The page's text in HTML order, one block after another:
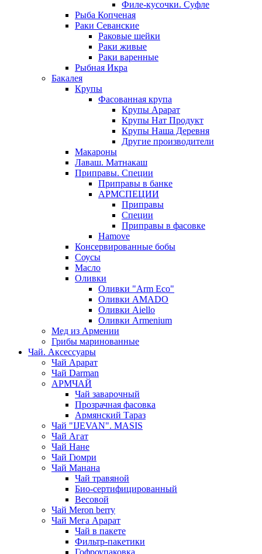
Филе-кусочки. Суфле
Рыба Копченая
Раки Севанские
Раковые шейки
Раки живые
Раки варенные
Рыбная Икра
Бакалея
Крупы
Фасованная крупа
Крупы Арарат
Крупы Нат Продукт
Крупы Наша Деревня
Другие производители
Макароны
Лаваш. Матнакаш
Приправы. Специи
Приправы в банке
АРМСПЕЦИИ
Приправы
Специи
Приправы в фасовке
Hamove
Консервированные бобы
Соусы
Масло
Оливки
Оливки "Arm Eco"
Оливки AMADO
Оливки Aiello
Оливки Armenium
Мед из Армении
Грибы маринованные
Чай. Аксессуары
Чай Арарат
Чай Darman
АРМЧАЙ
Чай заварочный
Прозрачная фасовка
Армянский Тараз
Чай "IJEVAN". MASIS
Чай Агат
Чай Нане
Чай Гюмри
Чай Манана
Чай травяной
Био-сертифицированный
Весовой
Чай Meron berry
Чай Мега Арарат
Чай в пакете
Фильтр-пакетики
Гофроупаковка